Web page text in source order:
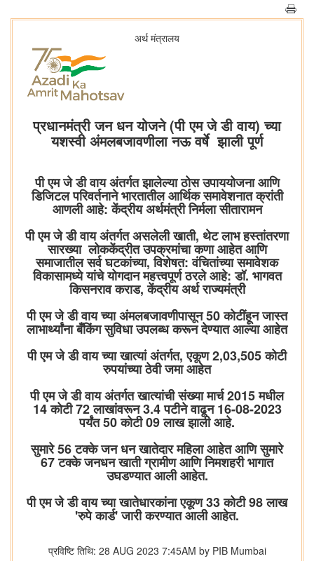
अर्थ मंत्रालय
प्रधानमंत्री जन धन योजने (पी एम जे डी वाय) च्या
यशस्वी अंमलबजावणीला नऊ वर्षे झाली पूर्ण
पी एम जे डी वाय अंतर्गत झालेल्या ठोस उपाययोजना आणि
डिजिटल परिवर्तनाने भारतातील आर्थिक समावेशनात क्रांती
आणली आहे: केंद्रीय अर्थमंत्री निर्मला सीतारामन
पी एम जे डी वाय अंतर्गत असलेली खाती, थेट लाभ हस्तांतरणा
सारख्या लोककेंद्रीत उपक्रमांचा कणा आहेत आणि
समाजातील सर्व घटकांच्या, विशेषत: वंचितांच्या समावेशक
विकासामध्ये यांचे योगदान महत्त्वपूर्ण ठरले आहे: डॉ. भागवत
किसनराव कराड, केंद्रीय अर्थ राज्यमंत्री
पी एम जे डी वाय च्या अंमलबजावणीपासून 50 कोटींहून जास्त
लाभार्थ्यांना बँकिंग सुविधा उपलब्ध करून देण्यात आल्या आहेत
पी एम जे डी वाय च्या खात्यां अंतर्गत, एकूण 2,03,505 कोटी
रुपयांच्या ठेवी जमा आहेत
पी एम जे डी वाय अंतर्गत खात्यांची संख्या मार्च 2015 मधील
14 कोटी 72 लाखांवरून 3.4 पटीने वाढून 16-08-2023
पर्यंत 50 कोटी 09 लाख झाली आहे.
सुमारे 56 टक्के जन धन खातेदार महिला आहेत आणि सुमारे
67 टक्के जनधन खाती ग्रामीण आणि निमशहरी भागात
उघडण्यात आली आहेत.
पी एम जे डी वाय च्या खातेधारकांना एकूण 33 कोटी 98 लाख
'रुपे कार्ड' जारी करण्यात आली आहेत.
प्रविष्टि तिथि: 28 AUG 2023 7:45AM by PIB Mumbai